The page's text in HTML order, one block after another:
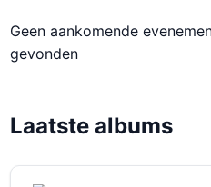
Geen aankomende
gevonden
Laatste albums